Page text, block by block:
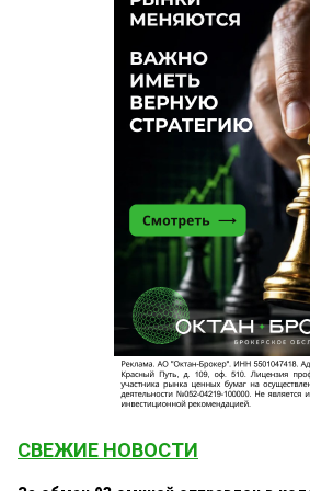
СВЕЖИЕ НОВОСТИ